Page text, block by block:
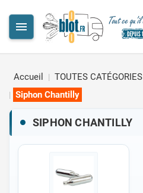

Accueil TOUTES CATÉGORIES
Siphon Chantilly
SIPHON CHANTILLY